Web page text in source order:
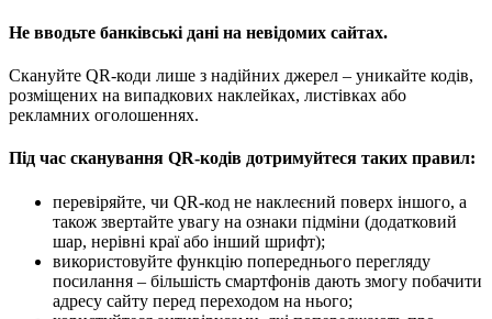
Не вводьте банківські дані на невідомих сайтах.
Скануйте QR-коди лише з надійних джерел – уникайте кодів,
розміщених на випадкових наклейках, листівках або
рекламних оголошеннях.
Під час сканування QR-кодів дотримуйтеся таких правил:
перевіряйте, чи QR-код не наклеєний поверх іншого, а
також звертайте увагу на ознаки підміни (додатковий
шар, нерівні краї або інший шрифт);
використовуйте функцію попереднього перегляду
посилання – більшість смартфонів дають змогу побачити
адресу сайту перед переходом на нього;